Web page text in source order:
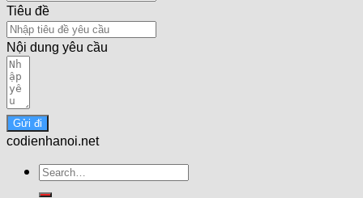
Tiêu đề
Nội dung yêu cầu
Gửi đi
codienhanoi.net
Search
for: